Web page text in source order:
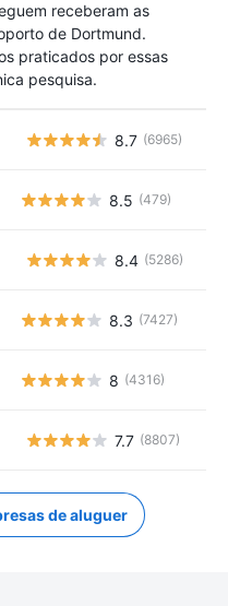
receberam as
de Dortmund.
praticados por essas
pesquisa.
8.7 (6965)
8.5 (479)
8.4 (5286)
8.3 (7427)
8 (4316)
7.7 (8807)
de aluguer